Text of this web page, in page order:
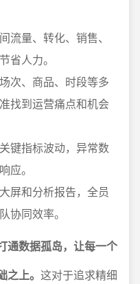
流量、转化、销售、
省人力。
次、商品、时段等多
找到运营痛点和机会
键指标波动，异常数
应。
屏和分析报告，全员
协同效率。
通数据孤岛，让每一个
上。 这对于追求精细